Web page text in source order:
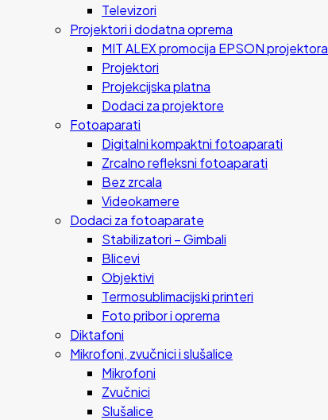
Televizori
Projektori i dodatna oprema
MIT ALEX promocija EPSON projektora
Projektori
Projekcijska platna
Dodaci za projektore
Fotoaparati
Digitalni kompaktni fotoaparati
Zrcalno refleksni fotoaparati
Bez zrcala
Videokamere
Dodaci za fotoaparate
Stabilizatori – Gimbali
Blicevi
Objektivi
Termosublimacijski printeri
Foto pribor i oprema
Diktafoni
Mikrofoni, zvučnici i slušalice
Mikrofoni
Zvučnici
Slušalice